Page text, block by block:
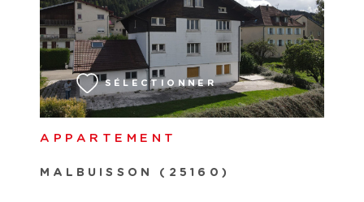
APPARTEMENT
MALBUISSON (25160)
SÉLECTIONNER
VOIR LE BIEN